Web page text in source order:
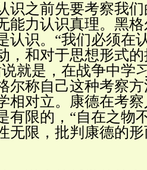
识之前先要考察我
能力认识真理。黑
认识。 “我们必须在
，和对于思想形式
说就是，在战争中学
尔称自己这种考察
相对立。康德在考
有限的 ， “自在之物
无限，批判康德的